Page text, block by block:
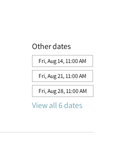
Other dates
Fri, Aug 14, 11:00 AM
Fri, Aug 21, 11:00 AM
Fri, Aug 28, 11:00 AM
View all 6 dates